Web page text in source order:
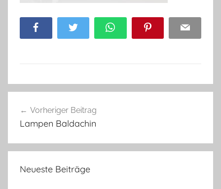
Facebook Twitter WhatsApp Pinterest Email
Vorheriger Beitrag
Lampen Baldachin
Neueste Beiträge